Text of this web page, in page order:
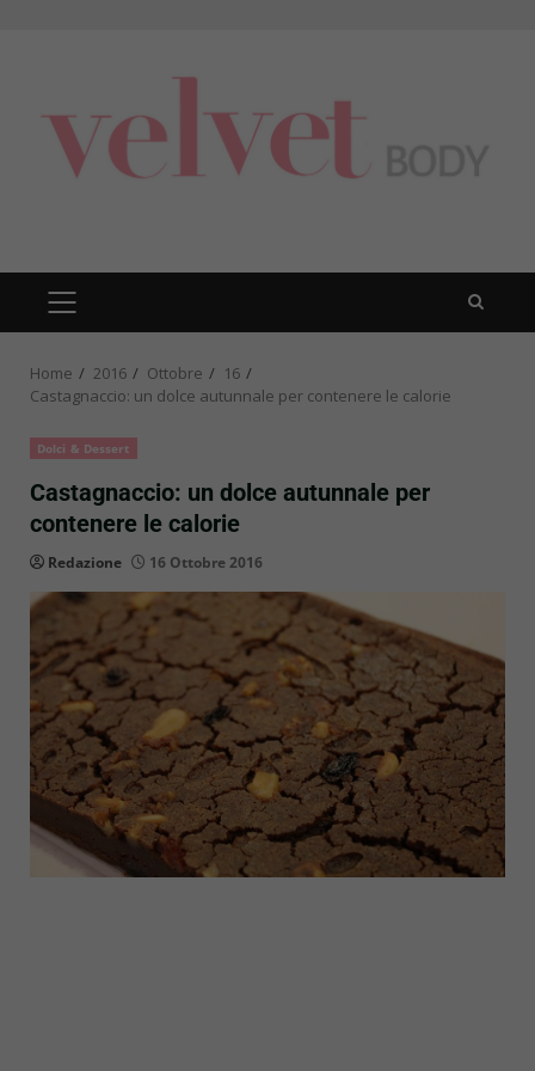
PRIMARY
MENU
Home 2016 Ottobre
16
Castagnaccio: un dolce autunnale per contenere le calorie
Dolci & Dessert
Castagnaccio: un dolce autunnale per
contenere le calorie
Redazione 16 Ottobre 2016